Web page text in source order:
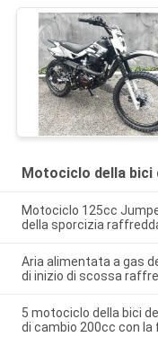
Motociclo della bici
Motociclo 125cc
della sporcizia
Aria alimentata a gas
di inizio di scossa
5 motociclo della bici
di cambio 200cc con la